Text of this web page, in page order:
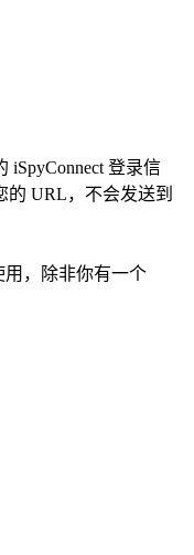
iSpyConnect 登录信
的 URL，不会发送到
用，除非你有一个